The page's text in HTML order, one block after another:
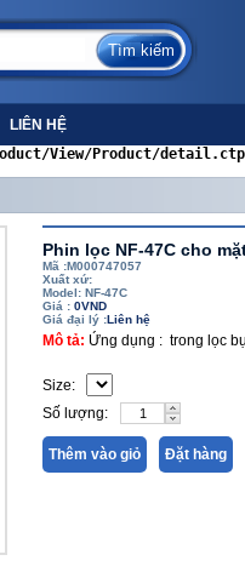
LIÊN HỆ
View/Product/detail.ctp
Phin lọc NF-47C cho
Mã :M000747057
Xuất xứ:
Model: NF-47C
Giá : 0VND
Giá đại lý :Liên hệ
Mô tả: Ứng dụng : trong lọc
Size:
Số lượng:
Thêm vào giỏ Đặt hàng